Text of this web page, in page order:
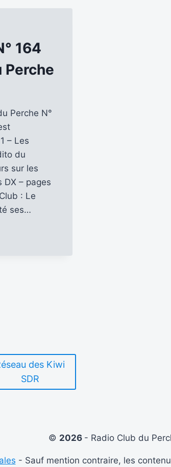
164
Perche
Perche N°
– Les
du
sur les
DX – pages
: Le
ses…
des Kiwi
SDR
© 2026 - Radio Club du
- Sauf mention contraire, les